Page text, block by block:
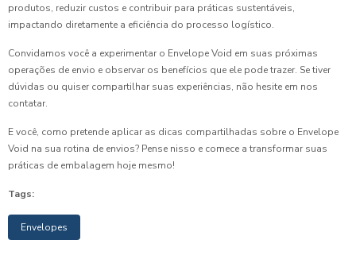
produtos, reduzir custos e contribuir para práticas sustentáveis,
impactando diretamente a eficiência do processo logístico.
Convidamos você a experimentar o Envelope Void em suas próximas
operações de envio e observar os benefícios que ele pode trazer. Se tiver
dúvidas ou quiser compartilhar suas experiências, não hesite em nos
contatar.
E você, como pretende aplicar as dicas compartilhadas sobre o Envelope
Void na sua rotina de envios? Pense nisso e comece a transformar suas
práticas de embalagem hoje mesmo!
Tags:
Envelopes